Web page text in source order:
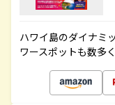
ハワイ島のダイナミ
ワースポットも数多